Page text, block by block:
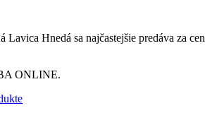
Lavica Hnedá sa najčastejšie predáva za
ONLINE.